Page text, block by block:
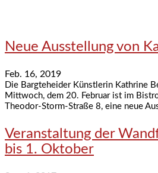
Neue Ausstellung von
Feb. 16, 2019
Die Bargteheider Künstlerin Kathrine
Mittwoch, dem 20. Februar ist im
Theodor-Storm-Straße 8, eine neue
Veranstaltung der
bis 1. Oktober